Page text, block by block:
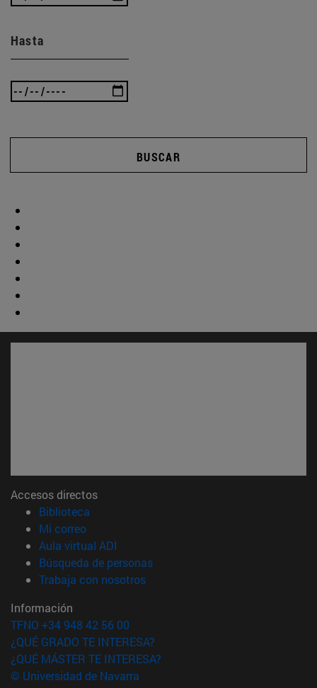
Hasta
BUSCAR
Accesos directos
Biblioteca
Mi correo(abre en nueva ventana)
Aula virtual ADI
Búsqueda de personas(abre en nueva ventana)
Trabaja con nosotros(abre en nueva ventana)
Información
TFNO +34 948 42 56 00
¿QUÉ GRADO TE INTERESA?
¿QUÉ MÁSTER TE INTERESA?
© Universidad de Navarra